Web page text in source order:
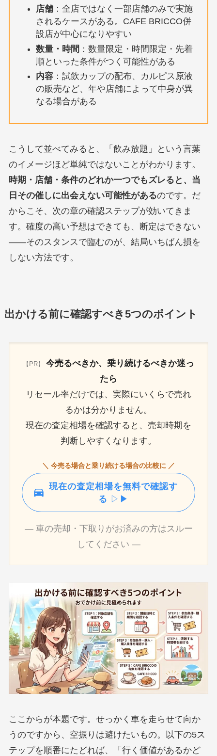
店舗：全店ではなく一部店舗のみで実施
されるケースがある。CAFE BRICCO併
設店が中心になりやすい
数量・時間 ：数量限定・時間限定・先着
順といった条件がつく可能性がある
内容：試飲カップの配布、カルピス原液
の販売など、年や店舗によって中身が異
なる場合がある
こうして並べてみると、「飲み放題」という言葉
のイメージほど単純ではないことがわかります。
時期・店舗・条件のどれか一つでもズレると、当
日その催しに出会えない可能性があるのです。だ
からこそ、次の章の確認ステップが効いてきま
す。確度の高い予想はできても、断定はできない
——そのスタンスで臨むのが、結局いちばん損を
しない方法です。
出かける前に確認すべき5つのポイント
【PR】
今売るべきか、乗り続けるべきか迷っ
たら
リセール率だけでは、実際にいくらで売れ
るかは分かりません。
現在の査定相場を確認すると、売却時期を
判断しやすくなります。
＼ 今売る場合と乗り続ける場合の比較に ／
現在の査定相場を無料で確認す
る ▷▶
― 車の売却・下取りがお済みの方はスルー
してください ―
ここからが本題です。せっかく車を走らせて向か
うのですから、空振りは避けたいもの。以下の5ス
テップを順番にたどれば、「行く価値があるかど